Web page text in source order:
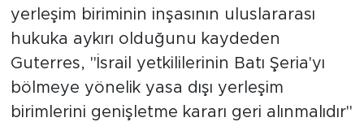
yerleşim biriminin inşasının uluslararası
hukuka aykırı olduğunu kaydeden
Guterres, "İsrail yetkililerinin Batı Şeria'yı
bölmeye yönelik yasa dışı yerleşim
birimlerini genişletme kararı geri alınmalıdır"